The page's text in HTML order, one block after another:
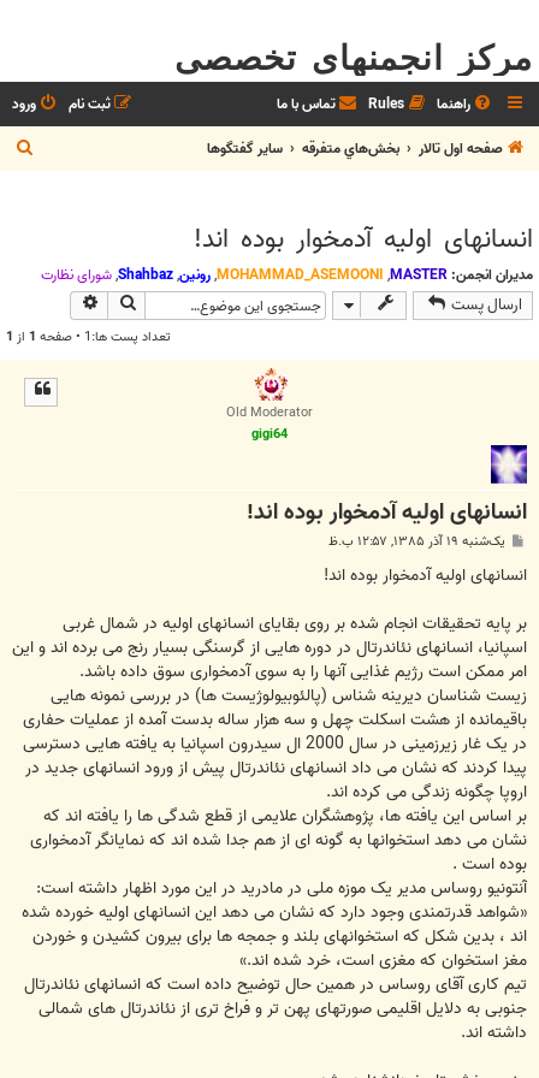
مرکز انجمنهای تخصصی
راهنما Rules تماس با ما ورود
ثبت نام
صفحه اول تالار
بخش‌‌هاي متفرقه ساير گفتگوها
س
انسانهای اولیه آدمخوار بوده اند!
مدیران انجمن: MASTER
,
MOHAMMAD_ASEMOONI
,رونین,
Shahbaz
,شوراي نظارت
ارسال پست جستجو
تعداد پست ها:1 • صفحه 1 از 1
Old Moderator
gigi64
انسانهای اولیه آدمخوار بوده اند!
ت
یک‌شنبه ۱۹ آذر ۱۳۸۵, ۱۲:۵۷ ب.ظ
انسانهای اولیه آدمخوار بوده اند!
بر پایه تحقیقات انجام شده بر روی بقایای انسانهای اولیه در شمال غربی
اسپانیا، انسانهای نئاندرتال در دوره هایی از گرسنگی بسیار رنج می برده اند و این
امر ممکن است رژیم غذایی آنها را به سوی آدمخواری سوق داده باشد.
زیست شناسان دیرینه شناس (پالئوبیولوژیست ها) در بررسی نمونه هایی
باقیمانده از هشت اسکلت چهل و سه هزار ساله بدست آمده از عملیات حفاری
در یک غار زیرزمینی در سال 2000 ال سیدرون اسپانیا به یافته هایی دسترسی
پیدا کردند که نشان می داد انسانهای نئاندرتال پیش از ورود انسانهای جدید در
اروپا چگونه زندگی می کرده اند.
بر اساس این یافته ها، پژوهشگران علایمی از قطع شدگی ها را یافته اند که
نشان می دهد استخوانها به گونه ای از هم جدا شده اند که نمایانگر آدمخواری
بوده است .
آنتونیو روساس مدیر یک موزه ملی در مادرید در این مورد اظهار داشته است:
«شواهد قدرتمندی وجود دارد که نشان می دهد این انسانهای اولیه خورده شده
اند ، بدین شکل که استخوانهای بلند و جمجه ها برای بیرون کشیدن و خوردن
مغز استخوان که مغزی است، خرد شده اند.»
تیم کاری آقای روساس در همین حال توضیح داده است که انسانهای نئاندرتال
جنوبی به دلایل اقلیمی صورتهای پهن تر و فراخ تری از نئاندرتال های شمالی
داشته اند.